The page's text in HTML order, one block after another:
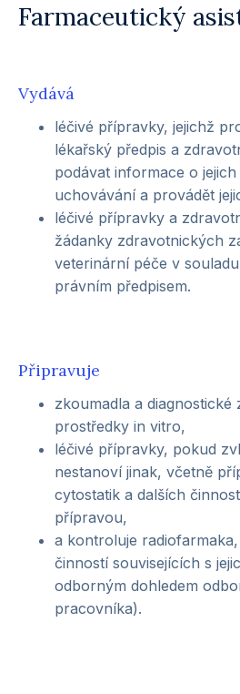
Farmaceutický
Vydává
léčivé přípravky, jejichž
lékařský předpis a
podávat informace o
uchovávání a provádět
léčivé přípravky a
žádanky zdravotnických
veterinární péče v
právním předpisem.
Připravuje
zkoumadla a diagnostické
prostředky in vitro,
léčivé přípravky, pokud
nestanoví jinak, včetně
cytostatik a dalších
přípravou,
a kontroluje
činností souvisejících s
odborným dohledem
pracovníka).